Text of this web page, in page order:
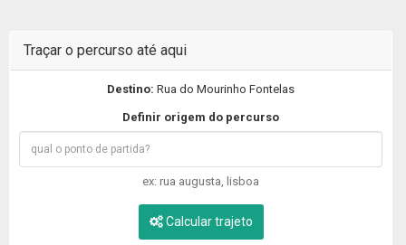
Traçar o percurso até aqui
Destino: Rua do Mourinho Fontelas
Definir origem do percurso
ex: rua augusta, lisboa
Calcular trajeto